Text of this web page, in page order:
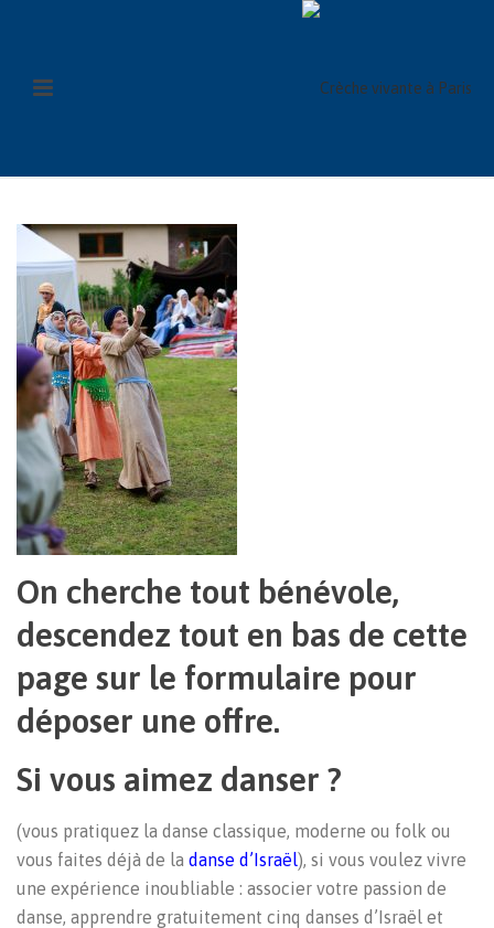
On cherche tout bénévole,
descendez tout en bas de cette
page sur le formulaire pour
déposer une offre.
Si vous aimez danser ?
(vous pratiquez la danse classique, moderne ou folk ou
vous faites déjà de la danse d’Israël), si vous voulez vivre
une expérience inoubliable : associer votre passion de
danse, apprendre gratuitement cinq danses d’Israël et